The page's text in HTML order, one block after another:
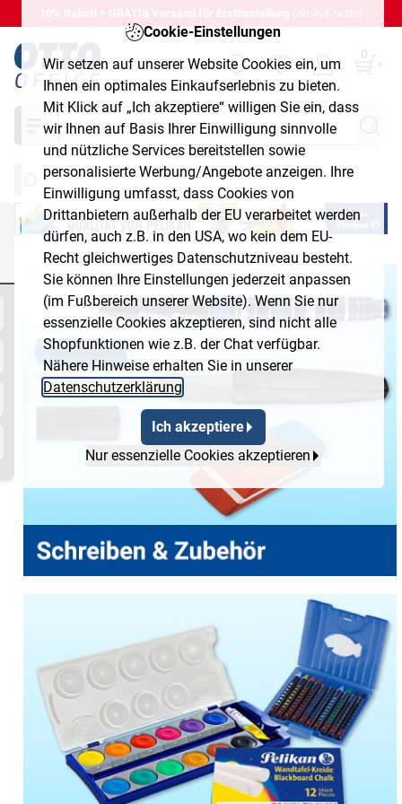
Cookie-Einstellungen
Wir setzen auf unserer Website Cookies ein, um
Ihnen ein optimales Einkaufserlebnis zu bieten.
Mit Klick auf „Ich akzeptiere“ willigen Sie ein, dass
wir Ihnen auf Basis Ihrer Einwilligung sinnvolle
und nützliche Services bereitstellen sowie
personalisierte Werbung/Angebote anzeigen. Ihre
Einwilligung umfasst, dass Cookies von
Drittanbietern außerhalb der EU verarbeitet werden
dürfen, auch z.B. in den USA, wo kein dem EU-
Recht gleichwertiges Datenschutzniveau besteht.
Sie können Ihre Einstellungen jederzeit anpassen
(im Fußbereich unserer Website). Wenn Sie nur
essenzielle Cookies akzeptieren, sind nicht alle
Shopfunktionen wie z.B. der Chat verfügbar.
Nähere Hinweise erhalten Sie in unserer
Datenschutzerklärung
Ich akzeptiere
Nur essenzielle Cookies akzeptieren
10% Rabatt + GRATIS Versand für Erstbestellung (ab 49€ netto)
0
Suche
QualitÃ¤t von Pelikan.